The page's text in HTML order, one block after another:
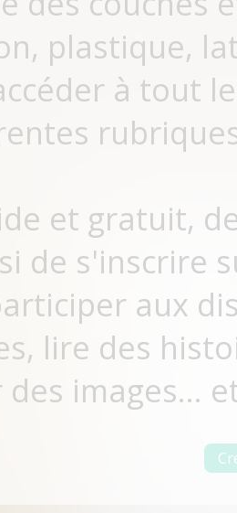
plastique,
à tout
et gratuit,
de s'inscrire
aux
lire des
des images...